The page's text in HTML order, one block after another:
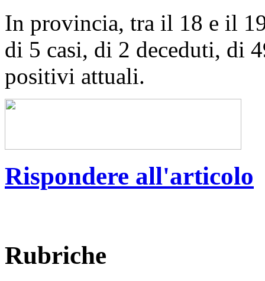
In provincia, tra il 18 e il
di 5 casi, di 2 deceduti, di
positivi attuali.
Rispondere all'articolo
Rubriche